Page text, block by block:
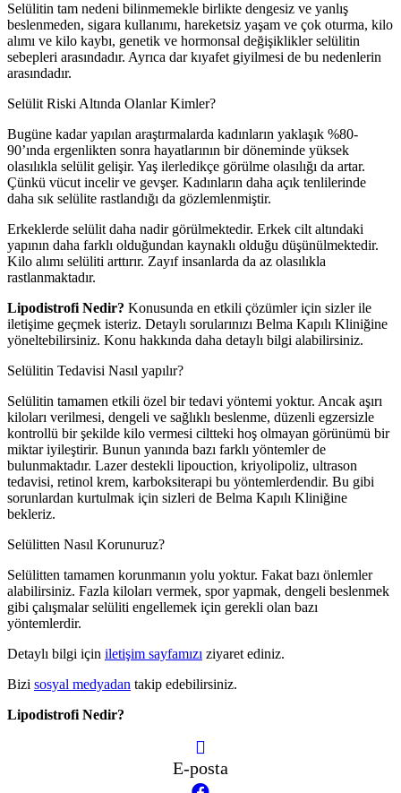
Selülitin tam nedeni bilinmemekle birlikte dengesiz ve yanlış
beslenmeden, sigara kullanımı, hareketsiz yaşam ve çok oturma, kilo
alımı ve kilo kaybı, genetik ve hormonsal değişiklikler selülitin
sebepleri arasındadır. Ayrıca dar kıyafet giyilmesi de bu nedenlerin
arasındadır.
Selülit Riski Altında Olanlar Kimler?
Bugüne kadar yapılan araştırmalarda kadınların yaklaşık %80-
90’ında ergenlikten sonra hayatlarının bir döneminde yüksek
olasılıkla selülit gelişir. Yaş ilerledikçe görülme olasılığı da artar.
Çünkü vücut incelir ve gevşer. Kadınların daha açık tenlilerinde
daha sık selülite rastlandığı da gözlemlenmiştir.
Erkeklerde selülit daha nadir görülmektedir. Erkek cilt altındaki
yapının daha farklı olduğundan kaynaklı olduğu düşünülmektedir.
Kilo alımı selüliti arttırır. Zayıf insanlarda da az olasılıkla
rastlanmaktadır.
Lipodistrofi Nedir? Konusunda en etkili çözümler için sizler ile
iletişime geçmek isteriz. Detaylı sorularınızı Belma Kapılı Kliniğine
yöneltebilirsiniz. Konu hakkında daha detaylı bilgi alabilirsiniz.
Selülitin Tedavisi Nasıl yapılır?
Selülitin tamamen etkili özel bir tedavi yöntemi yoktur. Ancak aşırı
kiloları verilmesi, dengeli ve sağlıklı beslenme, düzenli egzersizle
kontrollü bir şekilde kilo vermesi ciltteki hoş olmayan görünümü bir
miktar iyileştirir. Bunun yanında bazı farklı yöntemler de
bulunmaktadır. Lazer destekli lipouction, kriyolipoliz, ultrason
tedavisi, retinol krem, karboksiterapi bu yöntemlerdendir. Bu gibi
sorunlardan kurtulmak için sizleri de Belma Kapılı Kliniğine
bekleriz.
Selülitten Nasıl Korunuruz?
Selülitten tamamen korunmanın yolu yoktur. Fakat bazı önlemler
alabilirsiniz. Fazla kiloları vermek, spor yapmak, dengeli beslenmek
gibi çalışmalar selüliti engellemek için gerekli olan bazı
yöntemlerdir.
Detaylı bilgi için iletişim sayfamızı ziyaret ediniz.
Bizi sosyal medyadan takip edebilirsiniz.
Lipodistrofi Nedir?
E-posta